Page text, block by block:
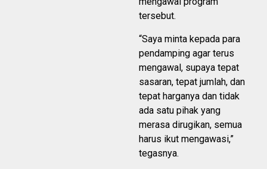
tersebut.
“Saya minta kepada para
pendamping agar terus
mengawal, supaya tepat
sasaran, tepat jumlah, dan
tepat harganya dan tidak
ada satu pihak yang
merasa dirugikan, semua
harus ikut mengawasi,”
tegasnya.